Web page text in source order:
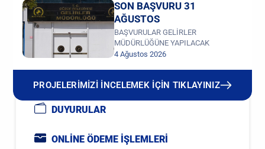
SON BAŞVURU 31
AĞUSTOS
BAŞVURULAR GELİRLER
MÜDÜRLÜĞÜNE YAPILACAK
4 Ağustos 2026
PROJELERİMİZİ İNCELEMEK İÇİN TIKLAYINIZ
DUYURULAR
ONLİNE ÖDEME İŞLEMLERİ